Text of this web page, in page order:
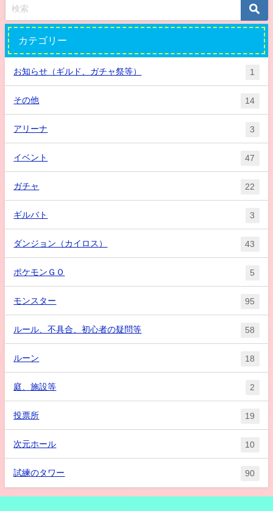
カテゴリー
お知らせ（ギルド、ガチャ祭等） 1
その他 14
アリーナ 3
イベント 47
ガチャ 22
ギルバト 3
ダンジョン（カイロス） 43
ポケモンＧＯ 5
モンスター 95
ルール、不具合、初心者の疑問等 58
ルーン 18
庭、施設等 2
投票所 19
次元ホール 10
試練のタワー 90